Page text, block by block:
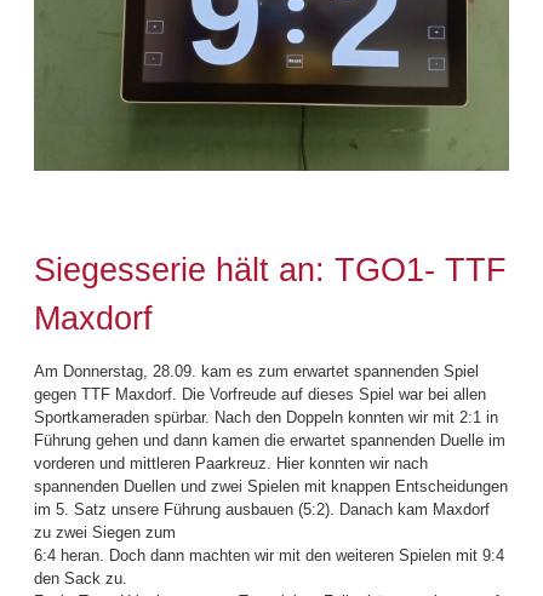
Siegesserie hält an: TGO1- TTF
Maxdorf
Am Donnerstag, 28.09. kam es zum erwartet spannenden Spiel
gegen TTF Maxdorf. Die Vorfreude auf dieses Spiel war bei allen
Sportkameraden spürbar. Nach den Doppeln konnten wir mit 2:1 in
Führung gehen und dann kamen die erwartet spannenden Duelle im
vorderen und mittleren Paarkreuz. Hier konnten wir nach
spannenden Duellen und zwei Spielen mit knappen Entscheidungen
im 5. Satz unsere Führung ausbauen (5:2). Danach kam Maxdorf
zu zwei Siegen zum
6:4 heran. Doch dann machten wir mit den weiteren Spielen mit 9:4
den Sack zu.